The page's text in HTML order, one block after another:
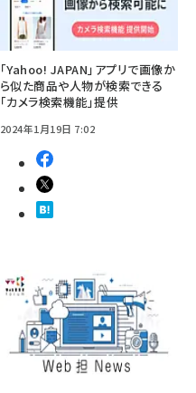
「Yahoo! JAPAN」アプリで画像か
ら似た商品や人物が検索できる
「カメラ検索機能」提供
2024年1月19日 7:02